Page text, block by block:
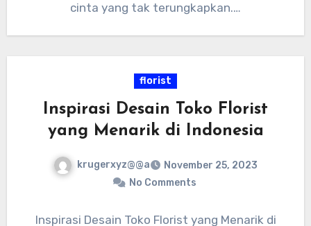
cinta yang tak terungkapkan.…
florist
Inspirasi Desain Toko Florist
yang Menarik di Indonesia
krugerxyz@@a
November 25, 2023
No Comments
Inspirasi Desain Toko Florist yang Menarik di